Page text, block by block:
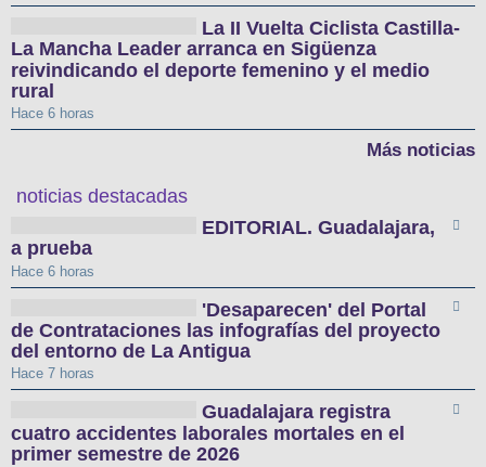
La II Vuelta Ciclista Castilla-
La Mancha Leader arranca en Sigüenza
reivindicando el deporte femenino y el medio
rural
Hace 6 horas
Más noticias
noticias destacadas
EDITORIAL. Guadalajara,
a prueba
Hace 6 horas
'Desaparecen' del Portal
de Contrataciones las infografías del proyecto
del entorno de La Antigua
Hace 7 horas
Guadalajara registra
cuatro accidentes laborales mortales en el
primer semestre de 2026